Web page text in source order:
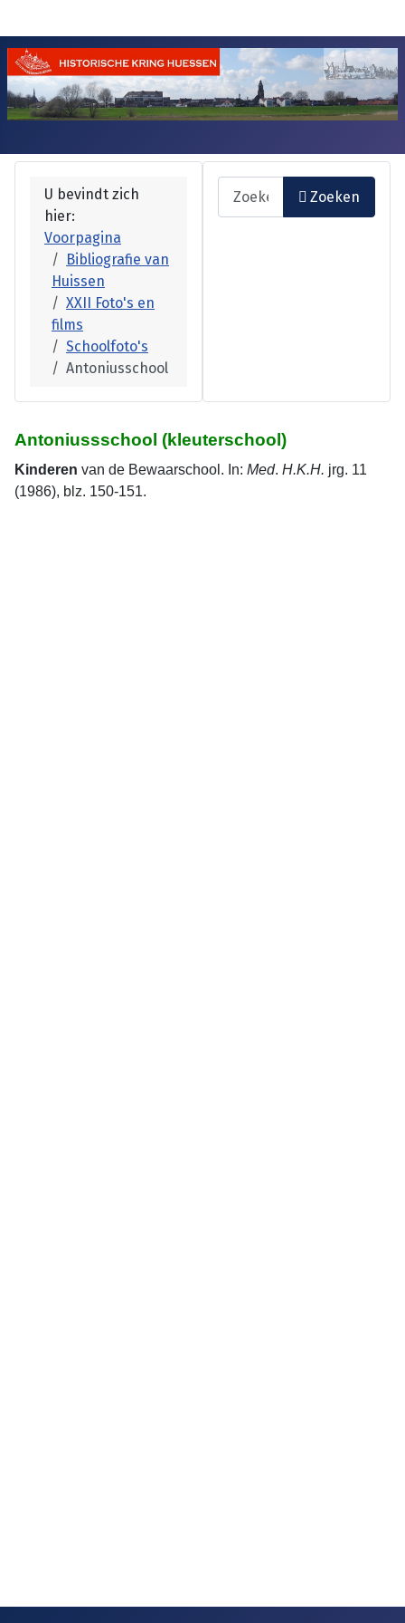
U bevindt zich
hier:
Voorpagina
Bibliografie van
Huissen
XXII Foto's en
films
Schoolfoto's
Antoniusschool
Zoeken
Zoeken
Antoniussschool (kleuterschool)
Kinderen van de Bewaarschool. In: Med. H.K.H. jrg. 11
(1986), blz. 150-151.